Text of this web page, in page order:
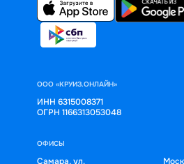
ООО «КРУИЗ.ОНЛАЙН»
ИНН 6315008371
ОГРН 1166313053048
ОФИСЫ
Самара, ул.